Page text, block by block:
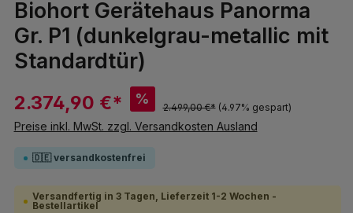
Biohort Gerätehaus Panorma
Gr. P1 (dunkelgrau-metallic mit
Standardtür)
2.374,90 €* %
2.499,00 €* (4.97% gespart)
Preise inkl. MwSt. zzgl. Versandkosten Ausland
🇩🇪 versandkostenfrei
Versandfertig in 3 Tagen, Lieferzeit 1-2 Wochen -
Bestellartikel